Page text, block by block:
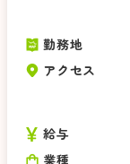
勤務地
アクセス
給与
業種